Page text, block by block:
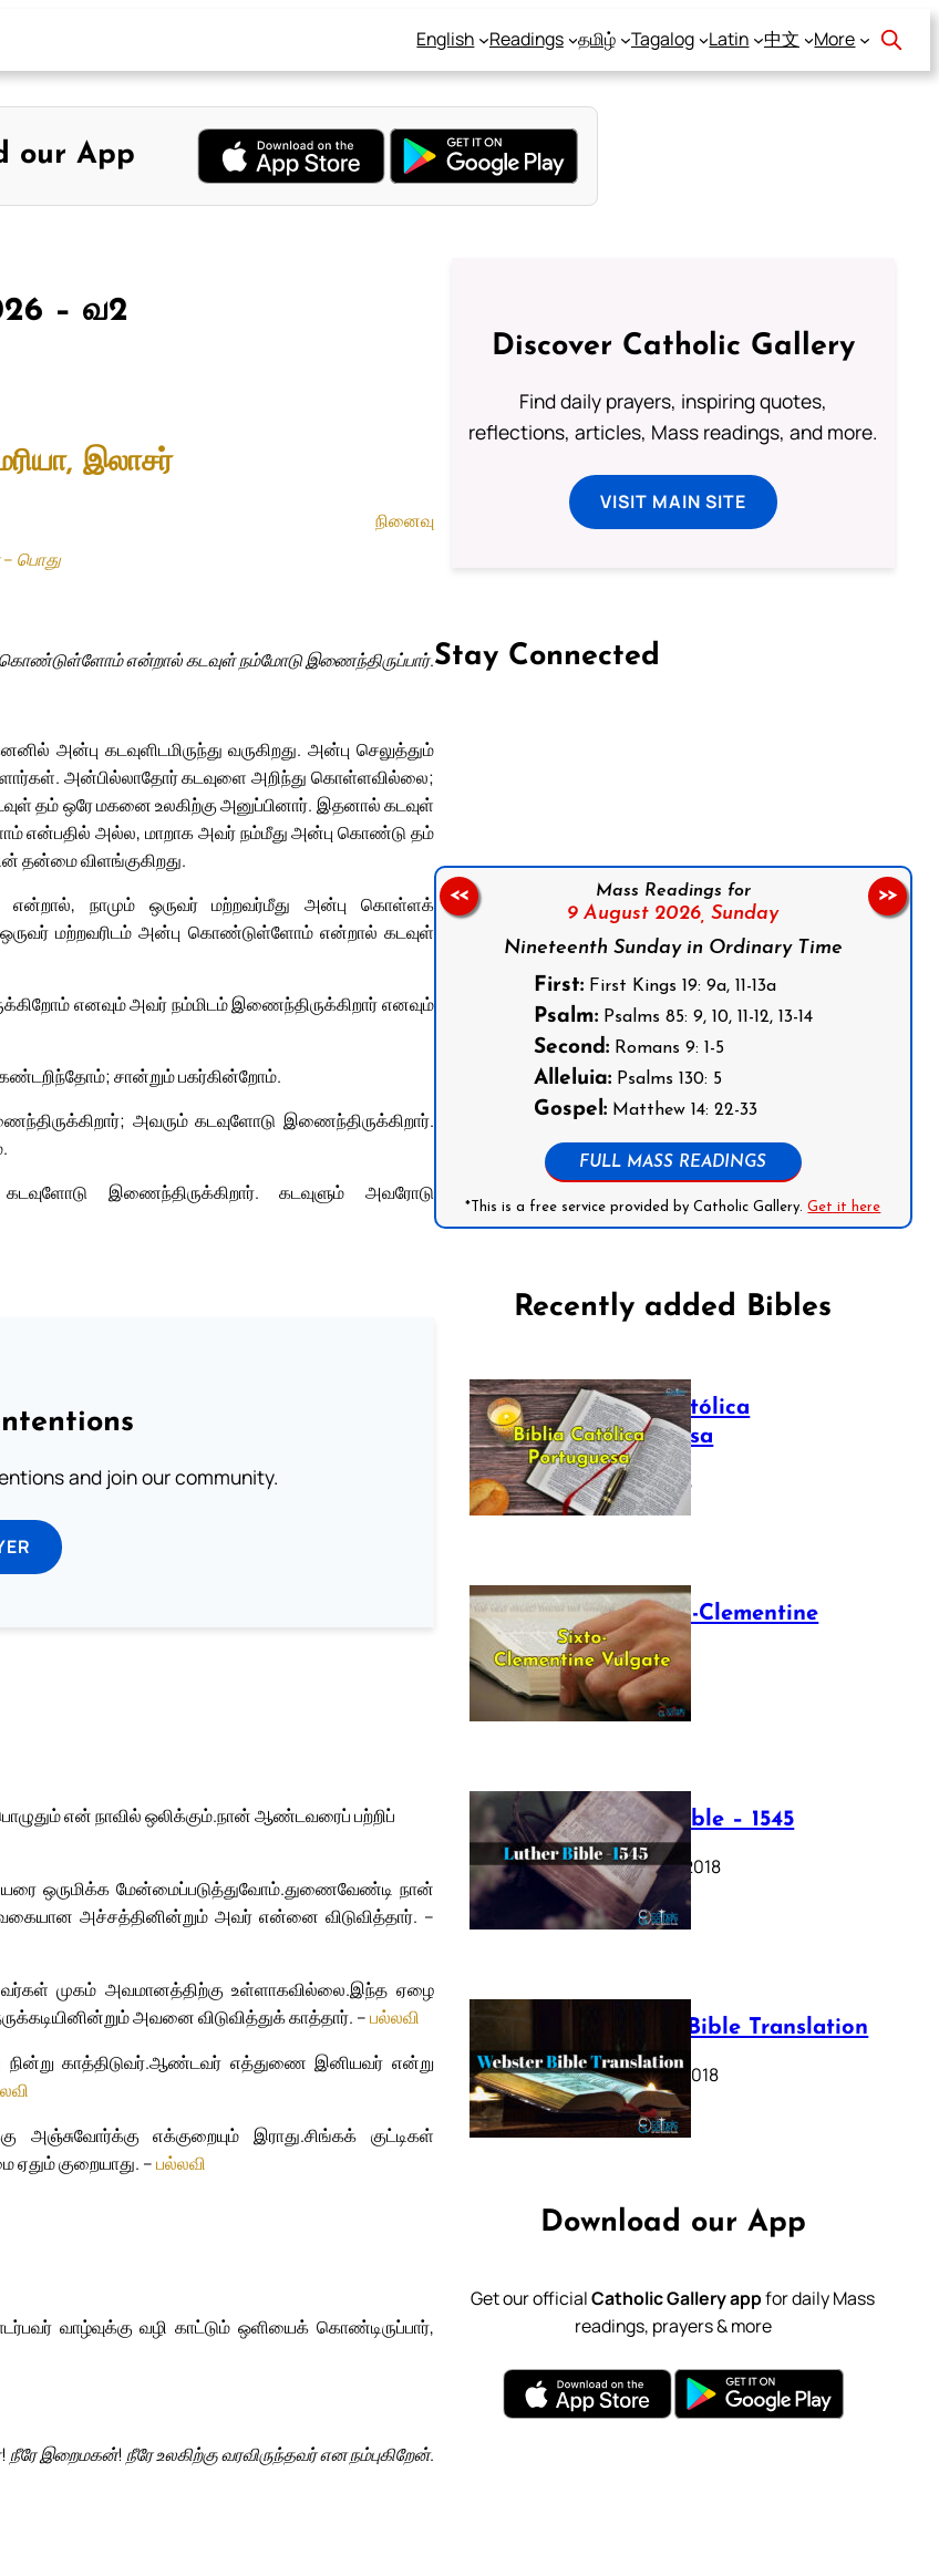
English Readings தமிழ் Tagalog Latin 中文 More
our App
– வ2
இலாசர்
நினைவு
– பொது
கொண்டுள்ளோம் என்றால் கடவுள் நம்மோடு இணைந்திருப்பார்.
அன்பு கடவுளிடமிருந்து வருகிறது. அன்பு செலுத்தும்
அன்பில்லாதோர் கடவுளை அறிந்து கொள்ளவில்லை;
தம் ஒரே மகனை உலகிற்கு அனுப்பினார். இதனால் கடவுள்
என்பதில் அல்ல, மாறாக அவர் நம்மீது அன்பு கொண்டு தம்
தன்மை விளங்குகிறது.
நாமும் ஒருவர் மற்றவர்மீது அன்பு கொள்ளக்
மற்றவரிடம் அன்பு கொண்டுள்ளோம் என்றால் கடவுள்
எனவும் அவர் நம்மிடம் இணைந்திருக்கிறார் எனவும்
சான்றும் பகர்கின்றோம்.
அவரும் கடவுளோடு இணைந்திருக்கிறார்.
இணைந்திருக்கிறார். கடவுளும் அவரோடு
and join our community.
என் நாவில் ஒலிக்கும்.நான் ஆண்டவரைப் பற்றிப்
ஒருமிக்க மேன்மைப்படுத்துவோம்.துணைவேண்டி நான்
அச்சத்தினின்றும் அவர் என்னை விடுவித்தார். –
முகம் அவமானத்திற்கு உள்ளாகவில்லை.இந்த ஏழை
அவனை விடுவித்துக் காத்தார். –பல்லவி
காத்திடுவர்.ஆண்டவர் எத்துணை இனியவர் என்று
எக்குறையும் இராது.சிங்கக் குட்டிகள்
குறையாது. –பல்லவி
வாழ்வுக்கு வழி காட்டும் ஒளியைக் கொண்டிருப்பார்,
நீரே இறைமகன்! நீரே உலகிற்கு வரவிருந்தவர் என நம்புகிறேன்.
Discover Catholic Gallery
Find daily prayers, inspiring quotes,
reflections, articles, Mass readings, and more.
VISIT MAIN SITE
Stay Connected
Follow us on Facebook
Mass Readings for
9 August 2026, Sunday
Nineteenth Sunday in Ordinary Time
First:First Kings 19: 9a, 11-13a
Psalm:Psalms 85: 9, 10, 11-12, 13-14
Second:Romans 9: 1-5
Alleluia:Psalms 130: 5
Gospel:Matthew 14: 22-33
FULL MASS READINGS
*This is a free service provided by Catholic Gallery.Get it here
<< >>
Recently added Bibles
Bíblia Católica
Portuguesa
July 16, 2025
The Sixto-Clementine
Vulgate
July 12, 2025
Luther Bible – 1545
October 17, 2018
Webster Bible Translation
October 11, 2018
Download our App
Get our officialCatholic Gallery appfor daily Mass
readings, prayers & more